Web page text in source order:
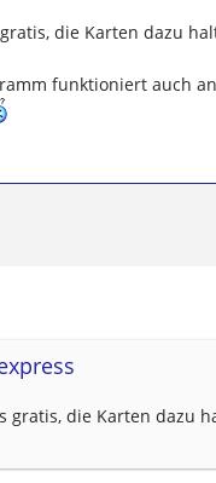
die Karten dazu
funktioniert auch
gratis, die Karten dazu